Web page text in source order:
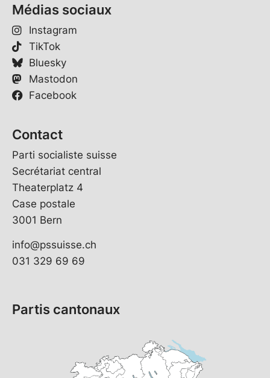
Médias sociaux
Instagram
TikTok
Bluesky
Mastodon
Facebook
Contact
Parti socialiste suisse
Secrétariat central
Theaterplatz 4
Case postale
3001 Bern
info@pssuisse.ch
031 329 69 69
Partis cantonaux